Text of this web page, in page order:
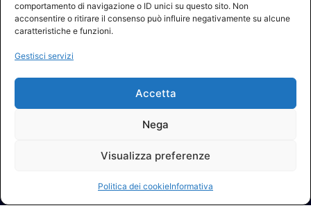
comportamento di navigazione o ID unici su questo sito. Non
acconsentire o ritirare il consenso può influire negativamente su alcune
caratteristiche e funzioni.
Gestisci servizi
Accetta
Nega
Visualizza preferenze
Politica dei cookieInformativa